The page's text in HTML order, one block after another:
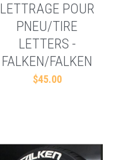
LETTRAGE POUR
PNEU/TIRE
LETTERS -
FALKEN/FALKEN
$45.00